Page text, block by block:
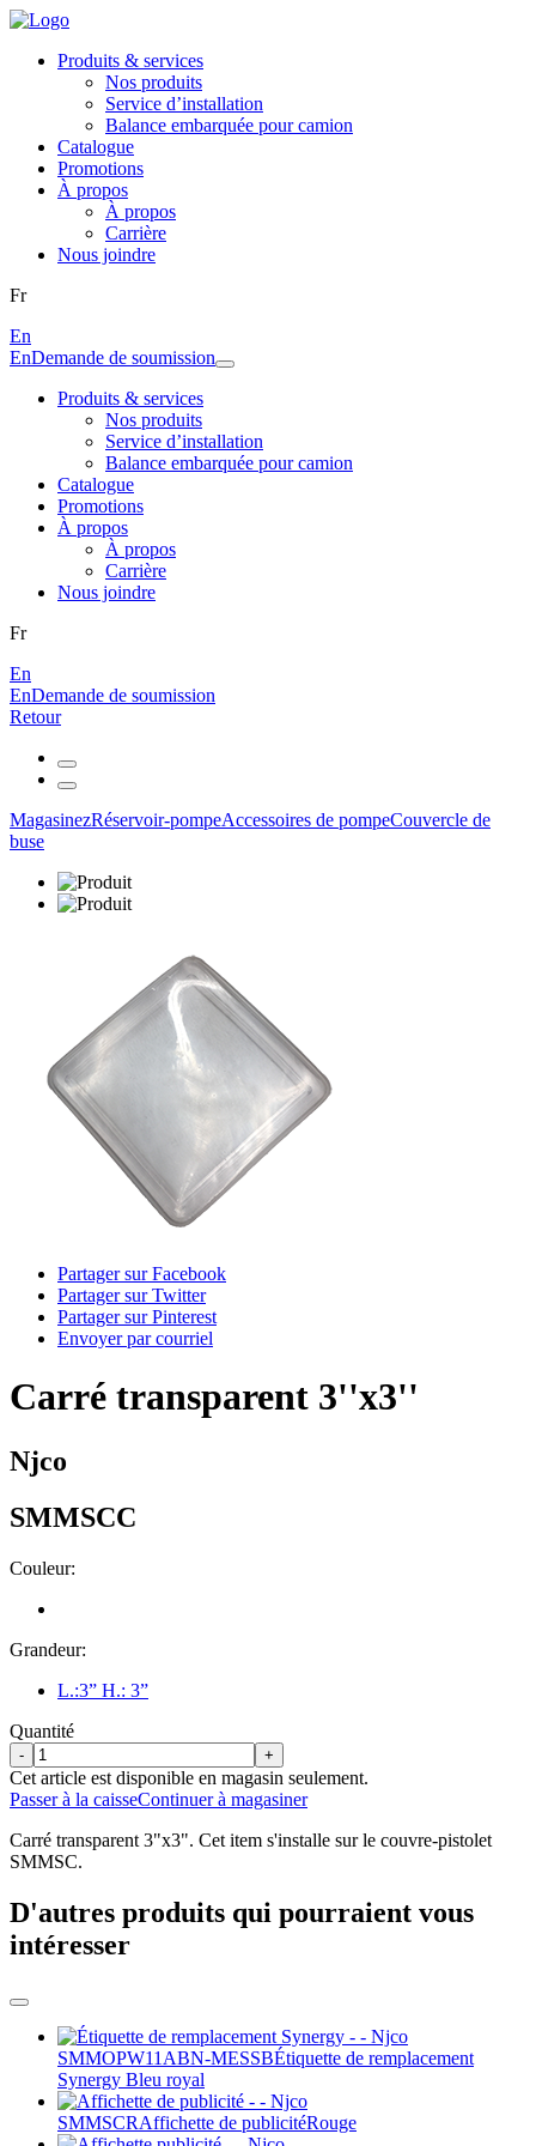
Produits & services
Nos produits
Service d’installation
Balance embarquée pour camion
Catalogue
Promotions
À propos
À propos
Carrière
Nous joindre
Fr
En
EnDemande de soumission
Produits & services
Nos produits
Service d’installation
Balance embarquée pour camion
Catalogue
Promotions
À propos
À propos
Carrière
Nous joindre
Fr
En
EnDemande de soumission
Retour
MagasinezRéservoir-pompeAccessoires de pompeCouvercle de
buse
Partager sur Facebook
Partager sur Twitter
Partager sur Pinterest
Envoyer par courriel
Carré transparent 3''x3''
Njco
SMMSCC
Couleur:
Grandeur:
L.:3” H.: 3”
Quantité
- +
Cet article est disponible en magasin seulement.
Passer à la caisseContinuer à magasiner
Carré transparent 3"x3". Cet item s'installe sur le couvre-pistolet
SMMSC.
D'autres produits qui pourraient vous
intéresser
SMMOPW11ABN-MESSBÉtiquette de remplacement
Synergy Bleu royal
SMMSCRAffichette de publicitéRouge